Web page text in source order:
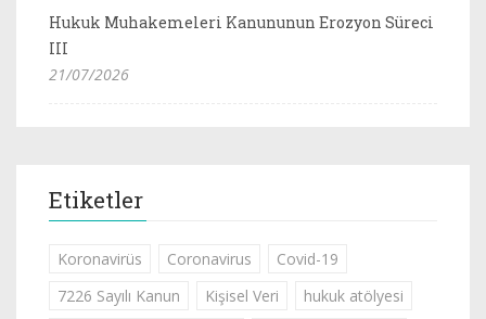
Hukuk Muhakemeleri Kanununun Erozyon Süreci
III
21/07/2026
Etiketler
Koronavirüs Coronavirus
Covid-19
7226 Sayılı Kanun
Kişisel Veri
hukuk atölyesi